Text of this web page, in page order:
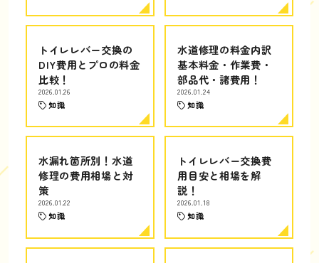
トイレレバー交換の
DIY費用とプロの料金
比較！
2026.01.26
知識
水道修理の料金内訳
基本料金・作業費・
部品代・諸費用！
2026.01.24
知識
水漏れ箇所別！水道
修理の費用相場と対
策
2026.01.22
知識
トイレレバー交換費
用目安と相場を解
説！
2026.01.18
知識